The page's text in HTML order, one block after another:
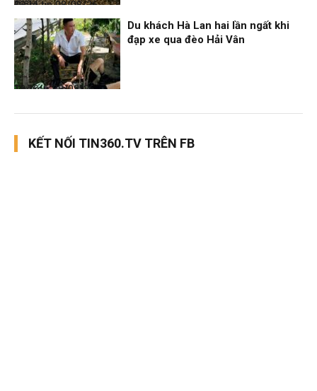
Điểm tin
08/08/26, 13:11
Thời sự
08/08/26, 13:10
Du khách Hà Lan hai lần ngất khi
đạp xe qua đèo Hải Vân
KẾT NỐI TIN360.TV TRÊN FB